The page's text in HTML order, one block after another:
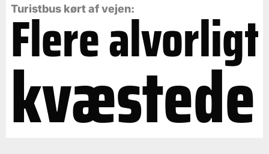
Turistbus kørt af vejen:
Flere alvorligt
kvæstede